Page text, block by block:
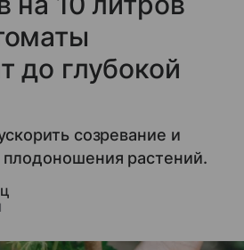
до глубокой
созревание и
растений.